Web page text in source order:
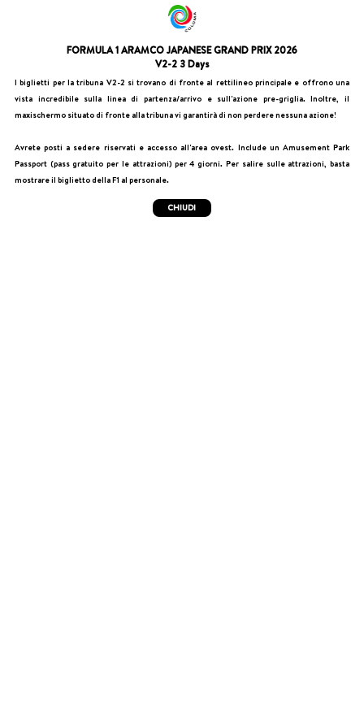
FORMULA 1 ARAMCO JAPANESE GRAND PRIX 2026
V2-2 3 Days
I biglietti per la tribuna V2-2 si trovano di fronte al rettilineo principale e offrono una
vista incredibile sulla linea di partenza/arrivo e sull'azione pre-griglia. Inoltre, il
maxischermo situato di fronte alla tribuna vi garantirà di non perdere nessuna azione!
Avrete posti a sedere riservati e accesso all'area ovest. Include un Amusement Park
Passport (pass gratuito per le attrazioni) per 4 giorni. Per salire sulle attrazioni, basta
mostrare il biglietto della F1 al personale.
CHIUDI